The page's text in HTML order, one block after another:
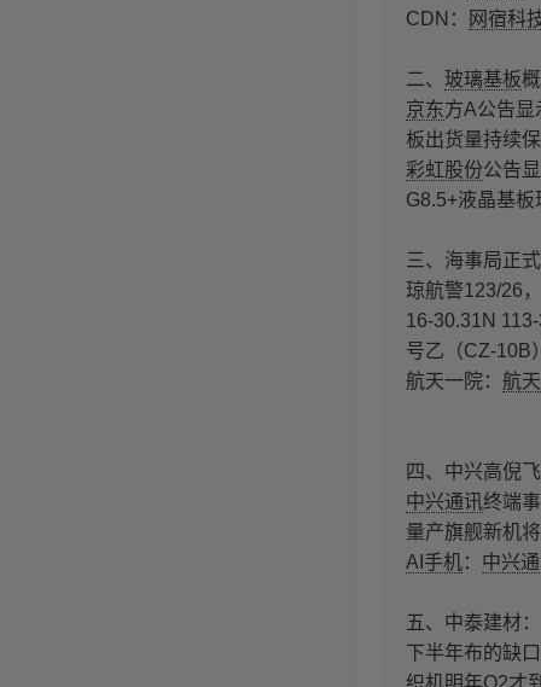
CDN：
网宿科
二、 玻璃基板
京东方A公告
板出货量持续
彩虹股份公告
G8.5+液晶基
三、海事局正
琼航警123/26
16-30.31N
号乙（CZ-10B
航天一院： 航
四、中兴高倪
中兴通讯终端
量产旗舰新机
AI手机： 中兴通
五、中泰建材
下半年布的缺
织机明年Q2才